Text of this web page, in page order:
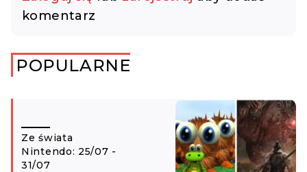
komentarz
POPULARNE
Ze świata
Nintendo: 25/07 -
31/07